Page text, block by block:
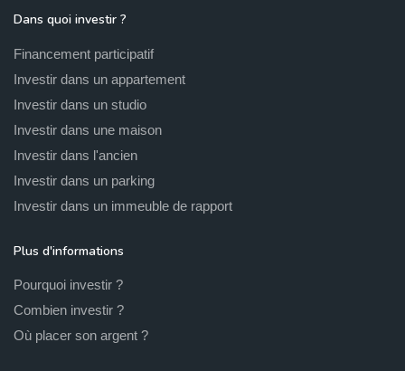
Dans quoi investir ?
Financement participatif
Investir dans un appartement
Investir dans un studio
Investir dans une maison
Investir dans l'ancien
Investir dans un parking
Investir dans un immeuble de rapport
Plus d'informations
Pourquoi investir ?
Combien investir ?
Où placer son argent ?